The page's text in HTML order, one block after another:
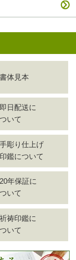
書体見本
即日配送に
ついて
手彫り仕上げ
印鑑について
20年保証に
ついて
祈祷印鑑に
ついて